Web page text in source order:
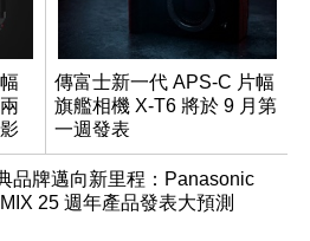
傳富士新一代 APS-C 片幅
旗艦相機 X-T6 將於 9 月第
一週發表
品牌邁向新里程：Panasonic
25 週年產品發表大預測